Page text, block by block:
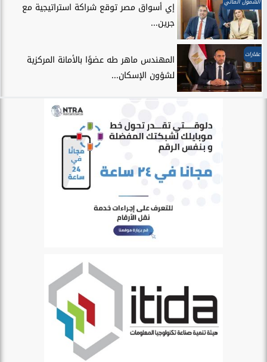
إي أسواق مصر توقع شراكة استراتيجية مع
جرين...
عقارات
المهندس ماهر طه عضوًا بالأمانة المركزية
لشؤون الإسكان...